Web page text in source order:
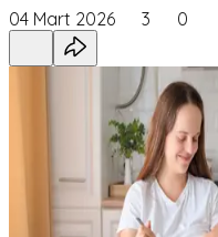
04 Mart 2026 3 0